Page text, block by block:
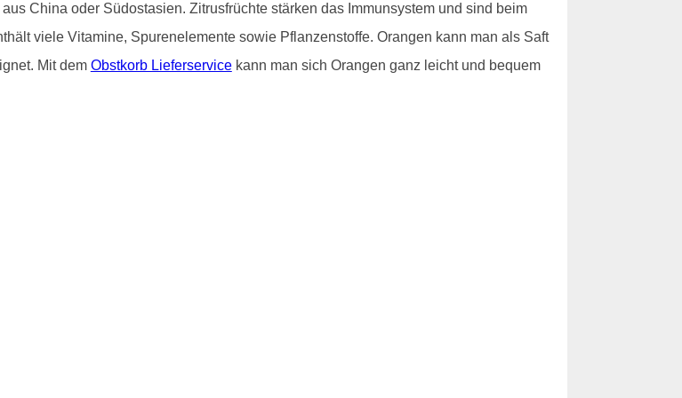
China oder Südostasien. Zitrusfrüchte stärken das Immunsystem und sind beim
viele Vitamine, Spurenelemente sowie Pflanzenstoffe. Orangen kann man als Saft
Mit dem Obstkorb Lieferservicekann man sich Orangen ganz leicht und bequem